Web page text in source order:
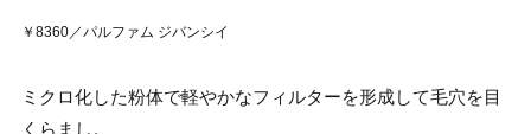
￥8360／パルファム ジバンシイ
ミクロ化した粉体で軽やかなフィルターを形成して毛穴を目
くらまし。